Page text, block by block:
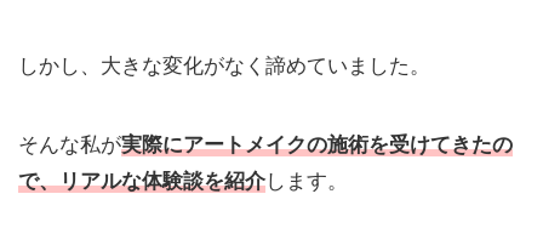
しかし、大きな変化がなく諦めていました。
そんな私が実際にアートメイクの施術を受けてきたの
で、リアルな体験談を紹介します。